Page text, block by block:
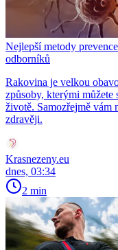
Nejlepší metody
odborníků
Rakovina je velkou
způsoby, kterými
životě. Samozřejmě vám
zdravěji.
Krasnezeny.eu
dnes, 03:34
2 min